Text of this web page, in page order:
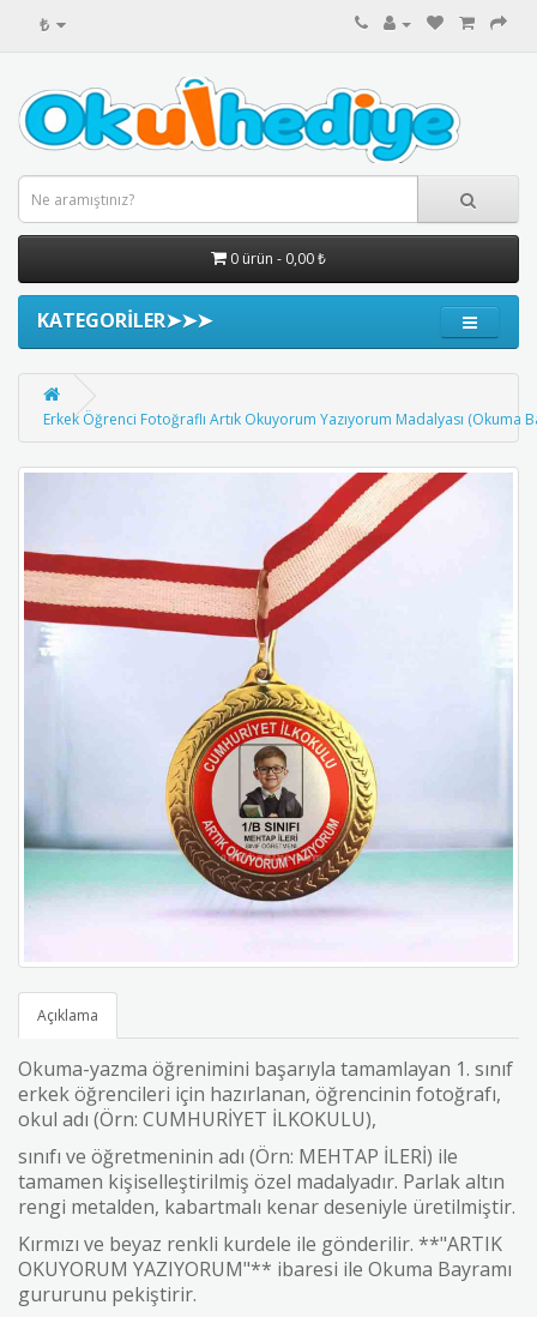
₺
0 ürün - 0,00 ₺
KATEGORİLER➤➤➤
Erkek Öğrenci Fotoğraflı Artık Okuyorum Yazıyorum Madalyası (Okuma
Açıklama
Okuma-yazma öğrenimini başarıyla tamamlayan 1. sınıf
erkek öğrencileri için hazırlanan, öğrencinin fotoğrafı,
okul adı (Örn: CUMHURİYET İLKOKULU),
sınıfı ve öğretmeninin adı (Örn: MEHTAP İLERİ) ile
tamamen kişiselleştirilmiş özel madalyadır. Parlak altın
rengi metalden, kabartmalı kenar deseniyle üretilmiştir.
Kırmızı ve beyaz renkli kurdele ile gönderilir. **"ARTIK
OKUYORUM YAZIYORUM"** ibaresi ile Okuma Bayramı
gururunu pekiştirir.